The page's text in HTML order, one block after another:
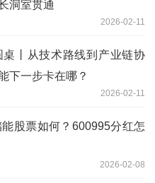
洞室贯通
2026-02-11
桌丨从技术路线到产业链协
下一步卡在哪？
2026-02-11
股票如何？600995分红怎
2026-02-08